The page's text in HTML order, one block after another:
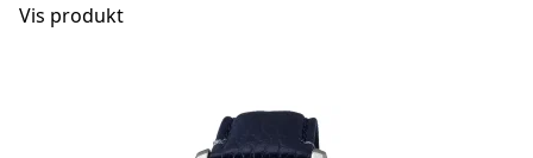
Vis produkt